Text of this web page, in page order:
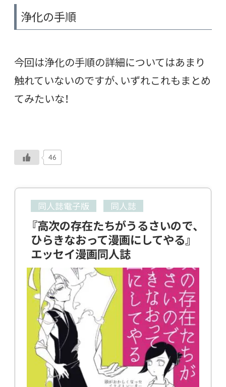
浄化の手順
今回は浄化の手順の詳細についてはあまり
触れていないのですが、いずれこれもまとめ
てみたいな！
46
同人誌電子版 同人誌
『高次の存在たちがうるさいので、
ひらきなおって漫画にしてやる』
エッセイ漫画同人誌